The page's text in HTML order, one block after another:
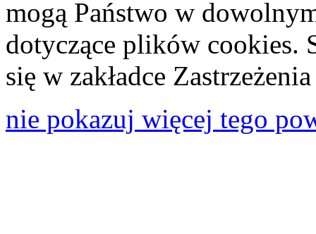
mogą Państwo w
dotyczące plików cookies.
się w zakładce
nie pokazuj więcej tego